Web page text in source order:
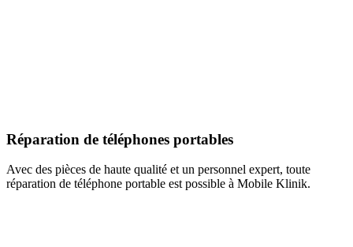
Réparation de téléphones portables
Avec des pièces de haute qualité et un personnel expert, toute
réparation de téléphone portable est possible à Mobile Klinik.